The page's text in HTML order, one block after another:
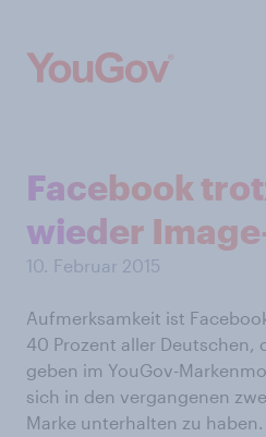
Facebook
wieder
10. Februar 2015
Aufmerksamkeit ist
40 Prozent aller Deutschen,
geben im YouGov-
sich in den vergangenen
Marke unterhalten zu